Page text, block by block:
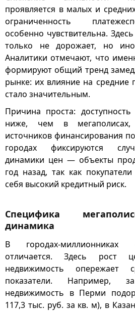
проявляется в малых и
ограниченность
особенно чувствительна.
только не дорожает, но
Аналитики отмечают, что
формируют общий тренд
рынке: их влияние на средние
стало значительным.
Причина проста:
ниже, чем в мегаполисах,
источников финансирования
городах фиксируются
динамики цен — объекты
год назад, так как
себя высокий кредитный риск.
Специфика
динамика
В городах-миллионниках
отличается. Здесь рост
недвижимость опережает
показатели. Например,
недвижимость в Перми
117,3 тыс. руб. за кв. м), в